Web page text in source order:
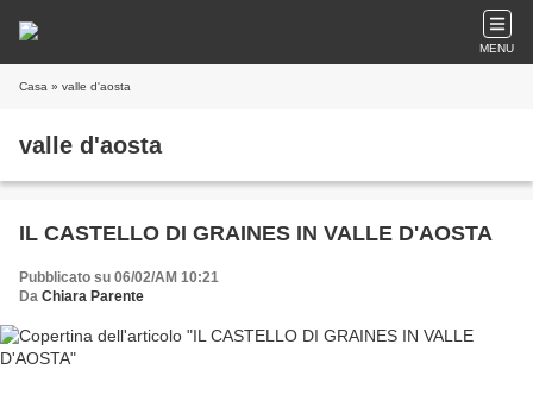
MENU
Casa » valle d'aosta
valle d'aosta
IL CASTELLO DI GRAINES IN VALLE D'AOSTA
Pubblicato su 06/02/AM 10:21
Da Chiara Parente